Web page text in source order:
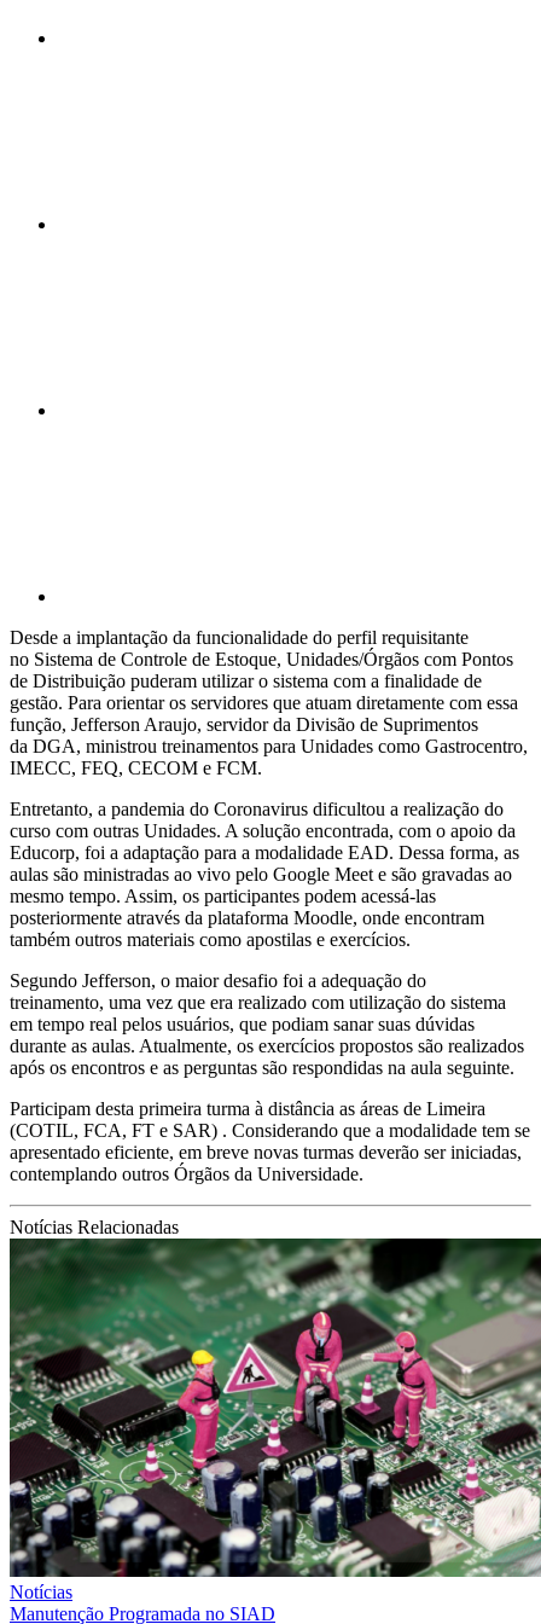
Desde a implantação da funcionalidade do perfil requisitante
no Sistema de Controle de Estoque, Unidades/Órgãos com Pontos
de Distribuição puderam utilizar o sistema com a finalidade de
gestão. Para orientar os servidores que atuam diretamente com essa
função, Jefferson Araujo, servidor da Divisão de Suprimentos
da DGA, ministrou treinamentos para Unidades como Gastrocentro,
IMECC, FEQ, CECOM e FCM.
Entretanto, a pandemia do Coronavirus dificultou a realização do
curso com outras Unidades. A solução encontrada, com o apoio da
Educorp, foi a adaptação para a modalidade EAD. Dessa forma, as
aulas são ministradas ao vivo pelo Google Meet e são gravadas ao
mesmo tempo. Assim, os participantes podem acessá-las
posteriormente através da plataforma Moodle, onde encontram
também outros materiais como apostilas e exercícios.
Segundo Jefferson, o maior desafio foi a adequação do
treinamento, uma vez que era realizado com utilização do sistema
em tempo real pelos usuários, que podiam sanar suas dúvidas
durante as aulas. Atualmente, os exercícios propostos são realizados
após os encontros e as perguntas são respondidas na aula seguinte.
Participam desta primeira turma à distância as áreas de Limeira
(COTIL, FCA, FT e SAR) . Considerando que a modalidade tem se
apresentado eficiente, em breve novas turmas deverão ser iniciadas,
contemplando outros Órgãos da Universidade.
Notícias Relacionadas
Notícias
Manutenção Programada no SIAD